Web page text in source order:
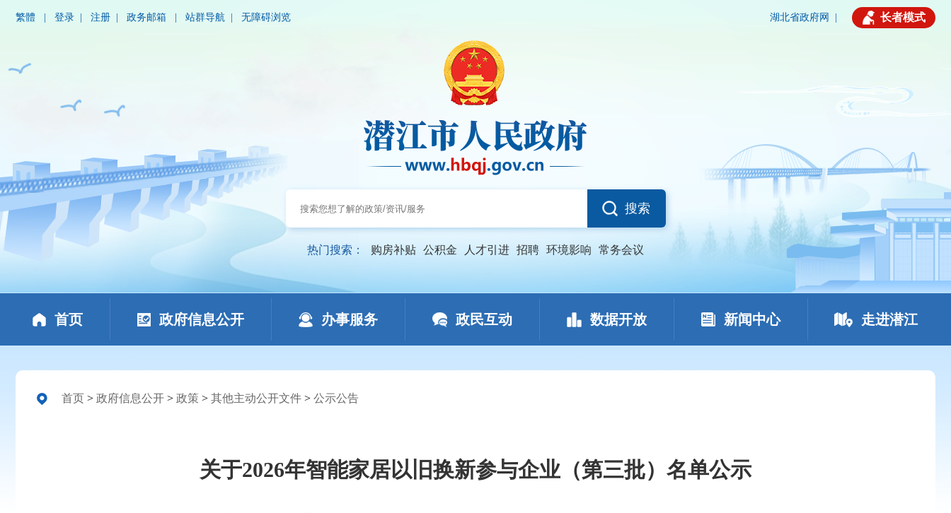
繁體 登录 注册 政务邮箱 站群导航 无障碍浏览 湖北省政府网 长者模式
搜索
热门搜索： 购房补贴 公积金 人才引进 招聘 环境影响 常务会议
首页 政府信息公开 办事服务 政民互动 数据开放 新闻中心 走进潜江
首页 > 政府信息公开 > 政策 > 其他主动公开文件 > 公示公告
关于2026年智能家居以旧换新参与企业（第三批）名单公示